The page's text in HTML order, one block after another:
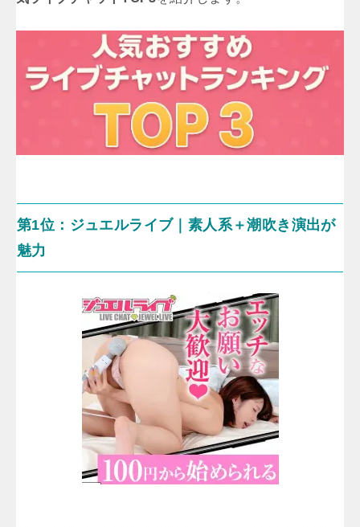
第1位：ジュエルライブ｜素人系＋潮吹き演出が
魅力